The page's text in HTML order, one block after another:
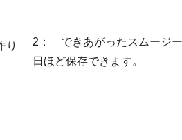
2： できあがったスムージ
日ほど保存できます。